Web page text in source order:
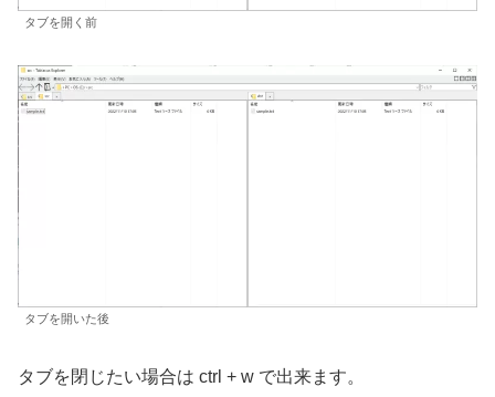
タブを開く前
タブを開いた後
タブを閉じたい場合は ctrl + w で出来ます。